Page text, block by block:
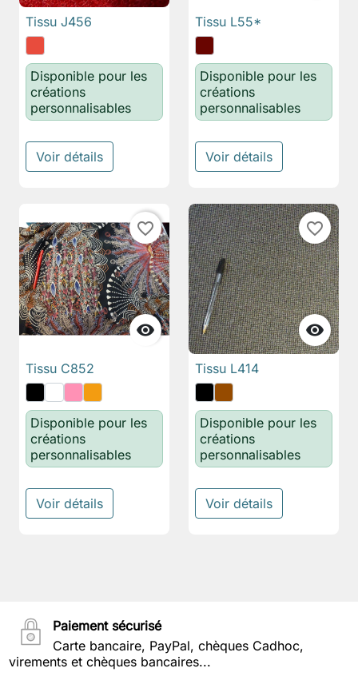
Tissu J456
Disponible pour les
créations
personnalisables
Voir détails
Tissu L55*
Disponible pour les
créations
personnalisables
Voir détails

favorite_border
Tissu C852
Disponible pour les
créations
personnalisables
Voir détails

favorite_border
Tissu L414
Disponible pour les
créations
personnalisables
Voir détails
Paiement sécurisé
Carte bancaire, PayPal, chèques Cadhoc,
virements et chèques bancaires...